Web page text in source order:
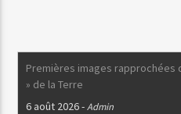
Premières images rapprochées
» de la Terre
6 août 2026-Admin